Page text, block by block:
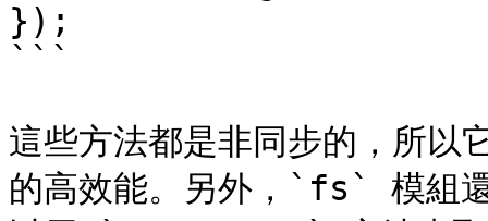
});
```
這些方法都是非同步的，所
的高效能。另外，`fs` 模組